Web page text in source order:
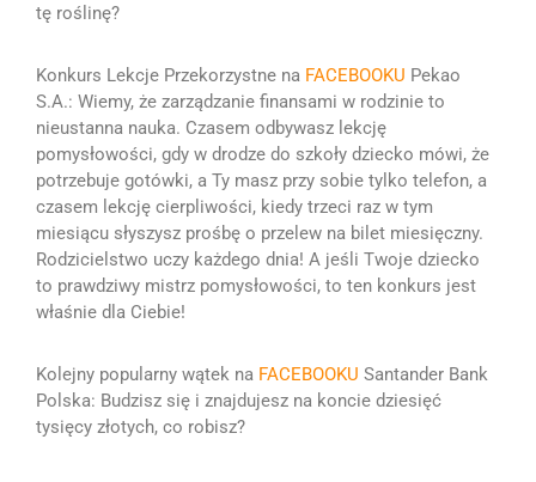
tę roślinę?
Konkurs Lekcje Przekorzystne na FACEBOOKU Pekao
S.A.: Wiemy, że zarządzanie finansami w rodzinie to
nieustanna nauka. Czasem odbywasz lekcję
pomysłowości, gdy w drodze do szkoły dziecko mówi, że
potrzebuje gotówki, a Ty masz przy sobie tylko telefon, a
czasem lekcję cierpliwości, kiedy trzeci raz w tym
miesiącu słyszysz prośbę o przelew na bilet miesięczny.
Rodzicielstwo uczy każdego dnia! A jeśli Twoje dziecko
to prawdziwy mistrz pomysłowości, to ten konkurs jest
właśnie dla Ciebie!
Kolejny popularny wątek na FACEBOOKU Santander Bank
Polska: Budzisz się i znajdujesz na koncie dziesięć
tysięcy złotych, co robisz?